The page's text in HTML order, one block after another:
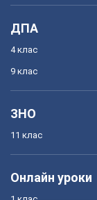
ДПА
4 клас
9 клас
ЗНО
11 клас
Онлайн уроки